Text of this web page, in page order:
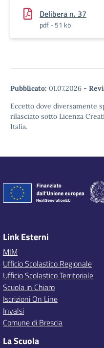
Delibera n. 37
pdf - 51 kb
Pubblicato: 01.07.2026 -
Eccetto dove diversamente
rilasciato sotto Licenza
Italia.
Link Esterni
MIM
Ufficio Scolastico Regionale
Ufficio Scolastico Territoriale
Scuola in Chiaro
Iscrizioni On Line
Invalsi
Comune di Brescia
La Scuola